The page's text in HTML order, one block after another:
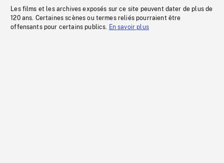
Les films et les archives exposés sur ce site peuvent dater de plus de
120 ans. Certaines scènes ou termes reliés pourraient être
offensants pour certains publics. En savoir plus